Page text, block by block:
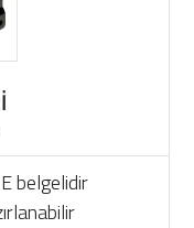
belgelidir